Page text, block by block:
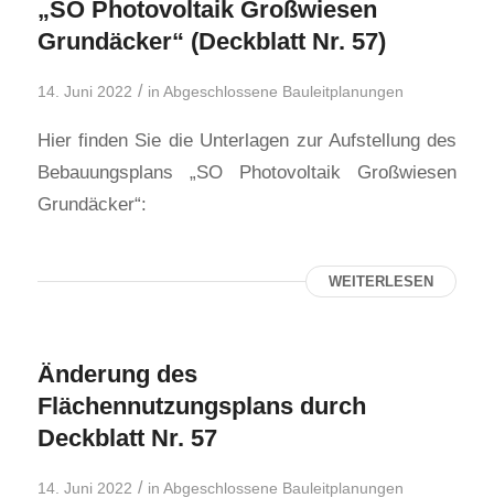
„SO Photovoltaik Großwiesen
Grundäcker“ (Deckblatt Nr. 57)
14. Juni 2022 / in Abgeschlossene Bauleitplanungen
Hier finden Sie die Unterlagen zur Aufstellung des
Bebauungsplans „SO Photovoltaik Großwiesen
Grundäcker“:
WEITERLESEN
Änderung des
Flächennutzungsplans durch
Deckblatt Nr. 57
14. Juni 2022 / in Abgeschlossene Bauleitplanungen